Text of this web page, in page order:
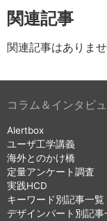
関連記事
関連記事はありませ
コラム＆インタビ
Alertbox
ユーザ工学講義
海外とのかけ橋
定量アンケート調査
実践HCD
キーワード別記事一覧
デザインパート別記事